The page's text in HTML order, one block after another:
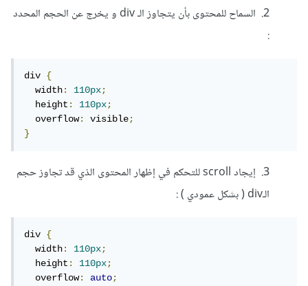
2. السماح للمحتوى بأن يتجاوز الـ div و يخرج عن الحجم المحدد
div {
  width
: 110px;
  height
: 110px;
  overflow
: visible;
}
3. إيجاد scroll للتحكم في إظهار المحتوى الذي قد تجاوز حجم
الـdiv ( بشكل عمودي ) :
div {
  width
: 110px;
  height
: 110px;
  overflow
: auto;